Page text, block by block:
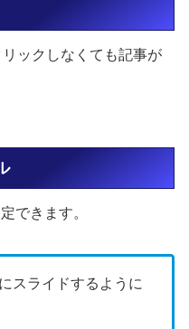
ックしなくても記事が
できます。
スライドするように